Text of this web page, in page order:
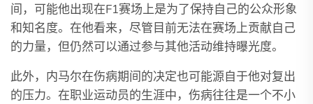
间，可能他出现在F1赛场上是为了保持自己的公众形象
和知名度。在他看来，尽管目前无法在赛场上贡献自己
的力量，但仍然可以通过参与其他活动维持曝光度。
此外，内马尔在伤病期间的决定也可能源自于他对复出
的压力。在职业运动员的生涯中，伤病往往是一个不小